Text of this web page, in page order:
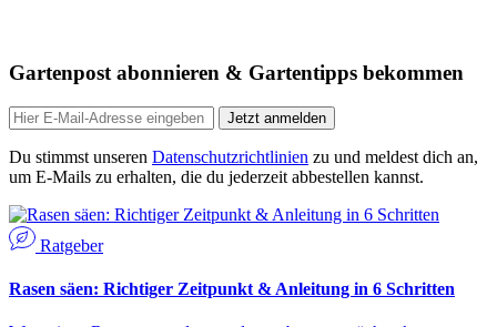
Gartenpost abonnieren & Gartentipps bekommen
Jetzt anmelden
Du stimmst unseren Datenschutzrichtlinien zu und meldest dich an,
um E-Mails zu erhalten, die du jederzeit abbestellen kannst.
Ratgeber
Rasen säen: Richtiger Zeitpunkt & Anleitung in 6 Schritten